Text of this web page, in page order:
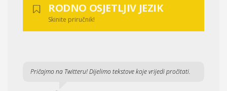
RODNO OSJETLJIV JEZIK
Skinite priručnik!
Pričajmo na Twitteru! Dijelimo tekstove koje vrijedi pročitati.